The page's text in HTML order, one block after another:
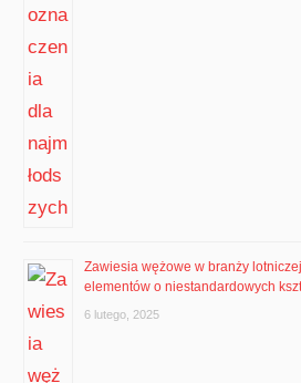
Zawiesia wężowe w branży
elementów o niestandardowych
6 lutego, 2025